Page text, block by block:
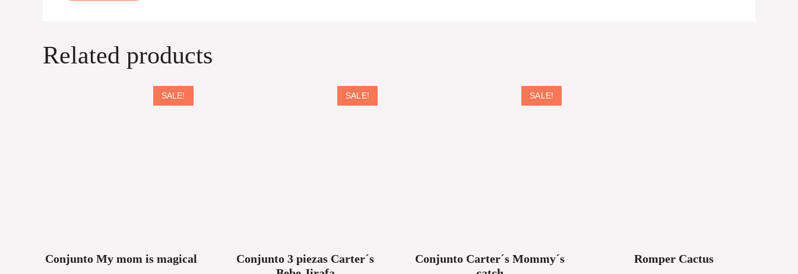
Related products
SALE!
Conjunto My mom is magical
SALE!
Conjunto 3 piezas Carter´s
SALE!
Conjunto Carter´s Mommy´s
Romper Cactus